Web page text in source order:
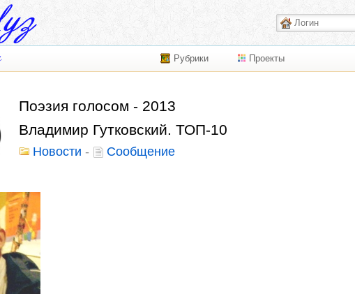
Рубрики Проекты
Поэзия голосом - 2013
Владимир Гутковский. ТОП-10
Новости - Сообщение